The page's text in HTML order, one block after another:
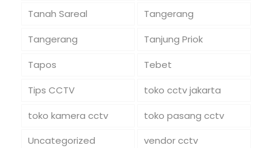
Tanah Sareal
Tangerang
Tangerang
Tanjung Priok
Tapos
Tebet
Tips CCTV
toko cctv jakarta
toko kamera cctv
toko pasang cctv
Uncategorized
vendor cctv